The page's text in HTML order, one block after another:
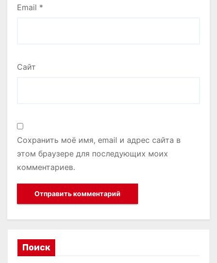
Email *
Сайт
Сохранить моё имя, email и адрес сайта в
этом браузере для последующих моих
комментариев.
Поиск